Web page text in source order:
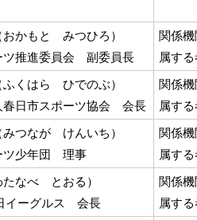
かもと みつひろ）
ツ推進委員会 副委員長
関係
属す
くはら ひでのぶ）
春日市スポーツ協会 会長
関係
属す
つなが けんいち）
ツ少年団 理事
関係
属す
なべ とおる）
イーグルス 会長
関係
属す